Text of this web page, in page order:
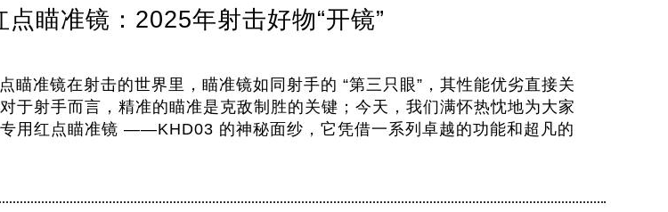
瞄准镜：2025年射击好物“开镜”
准镜在射击的世界里，瞄准镜如同射手的 “第三只眼”，其性能优劣直接关
于射手而言，精准的瞄准是克敌制胜的关键；今天，我们满怀热忱地为大家
用红点瞄准镜 ——KHD03 的神秘面纱，它凭借一系列卓越的功能和超凡的